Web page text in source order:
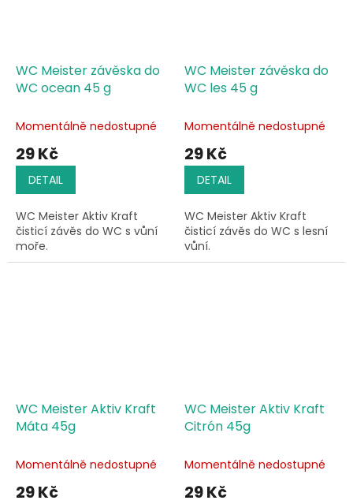
WC Meister závěska do
WC ocean 45 g
Momentálně nedostupné
29 Kč
DETAIL
WC Meister Aktiv Kraft
čisticí závěs do WC s vůní
moře.
WC Meister závěska do
WC les 45 g
Momentálně nedostupné
29 Kč
DETAIL
WC Meister Aktiv Kraft
čisticí závěs do WC s lesní
vůní.
WC Meister Aktiv Kraft
Máta 45g
Momentálně nedostupné
29 Kč
WC Meister Aktiv Kraft
Citrón 45g
Momentálně nedostupné
29 Kč